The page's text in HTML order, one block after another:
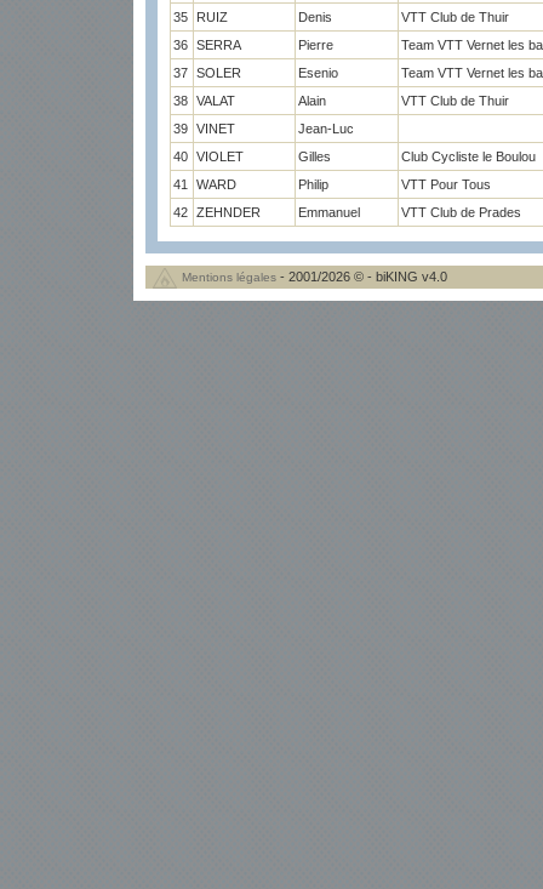
35
RUIZ Denis
VTT Club de Thuir
36 SERRA Pierre
Team VTT Vernet les
37 SOLER Esenio
Team VTT Vernet les
38 VALAT Alain
VTT Club de Thuir
39 VINET
Jean-Luc
40 VIOLET Gilles
Club Cycliste le Boulou
41
WARD Philip
VTT Pour Tous
42 ZEHNDER Emmanuel VTT Club de Prades
Mentions légales - 2001/2026 © - biKING v4.0